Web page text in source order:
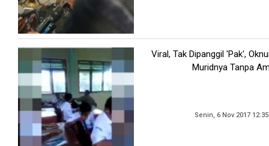
Viral, Tak Dipanggil 'Pak',
Muridnya Tanpa
Senin, 6 Nov 2017